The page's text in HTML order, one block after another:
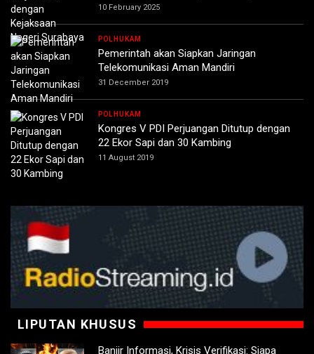
10 February 2025
POLHUKAM
Pemerintah akan Siapkan Jaringan
Telekomunikasi Aman Mandiri
31 December 2019
POLHUKAM
Kongres V PDI Perjuangan Ditutup dengan
22 Ekor Sapi dan 30 Kambing
11 August 2019
LIPUTAN KHUSUS
Banjir Informasi, Krisis Verifikasi: Siapa